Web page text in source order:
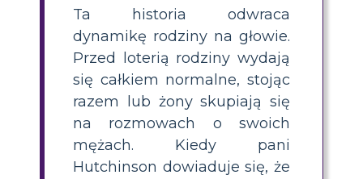
Ta historia odwraca
dynamikę rodziny na głowie.
Przed loterią rodziny wydają
się całkiem normalne, stojąc
razem lub żony skupiają się
na rozmowach o swoich
mężach. Kiedy pani
Hutchinson dowiaduje się, że